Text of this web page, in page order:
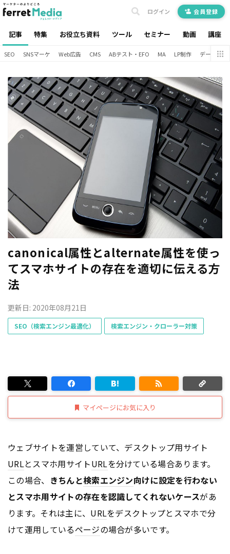
記事 特集 お役立ち資料 ツール セミナー 動画 講座
ログイン 会員登録
SEO SNSマーケ Web広告 CMS ABテスト・EFO MA LP制作 データ分析
canonical属性とalternate属性を使っ
てスマホサイトの存在を適切に伝える方
法
更新日: 2020年08月21日
SEO（検索エンジン最適化） 検索エンジン・クローラー対策
マイページにお気に入り
ウェブサイトを運営していて、デスクトップ用サイト
URLとスマホ用サイトURLを分けている場合あります。
この場合、 きちんと検索エンジン向けに設定を行わない
とスマホ用サイトの存在を認識してくれないケースがあ
ります。それは主に、 URLをデスクトップとスマホで分
けて運用しているページの場合が多いです。